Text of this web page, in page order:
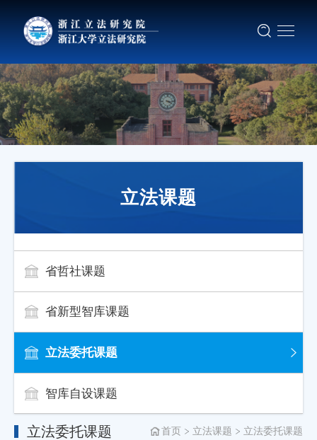
立法课题
省哲社课题
省新型智库课题
立法委托课题
智库自设课题
立法委托课题 首页 立法课题 立法委托课题